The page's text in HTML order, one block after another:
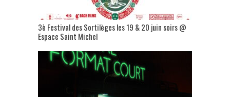
3è Festival des Sortilèges les 19 & 20 juin soirs @
Espace Saint Michel